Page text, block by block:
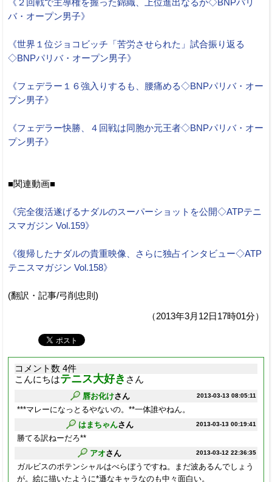
《２回戦で主導権を握った錦織、上位進出なるか◇BNPパリ
バ・オープン男子》
《世界１位ジョコビッチ「苦労させられた」試合振り返る
◇BNPパリバ・オープン男子》
《フェデラー１６強入りするも、腰痛める◇BNPパリバ・オー
プン男子》
《フェデラー快勝、４回戦は同胞か元王者◇BNPパリバ・オー
プン男子》
■関連動画■
《完全復活遂げるナダルのスーパーショットを公開◇ATPテニ
スマガジン Vol.159》
《復帰したナダルの貴重映像、さらに独占インタビュー◇ATP
テニスマガジン Vol.158》
(翻訳・記事/弓削忠則)
（2013年3月12日17時01分）
コメント数 4件
こんにちはテニス大好き さん
2013-03-13 08:05:11
唇お化けさん
***マレーになっとるやないの。**一体誰やねん。
2013-03-13 00:19:41
はまちゃんさん
勝てる訳ねーだろ**
2013-03-12 22:36:35
アオさん
ガルビスのポテンシャルはべらぼうですね。まだ波あるんでしょう
が。絵に描いたように*遜なキャラなのも中々面白い。